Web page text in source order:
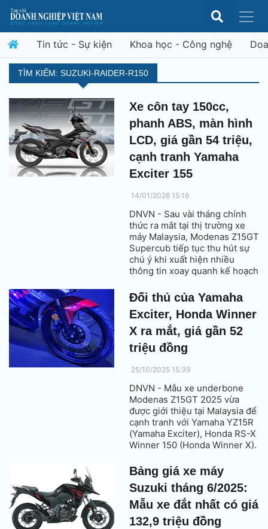
Tin tức - Sự kiện Khoa học - Công nghệ
TÌM KIẾM: SUZUKI-RAIDER-R150
Xe côn tay 150cc,
phanh ABS, màn hình
LCD, giá gần 54 triệu,
cạnh tranh Yamaha
Exciter 155
14/01/2026 15:16
DNVN - Sau vài tháng chính
thức ra mắt tại thị trường xe
máy Malaysia, Modenas Z15GT
Supercub tiếp tục thu hút sự
chú ý khi xuất hiện nhiều
thông tin xoay quanh kế hoạch
năm 2026.
Đối thủ của Yamaha
Exciter, Honda Winner
X ra mắt, giá gần 52
triệu đồng
25/10/2025 15:39
DNVN - Mẫu xe underbone
Modenas Z15GT 2025 vừa
được giới thiệu tại Malaysia để
cạnh tranh với Yamaha YZ15R
(Yamaha Exciter), Honda RS-X
Winner 150 (Honda Winner X).
Bảng giá xe máy
Suzuki tháng 6/2025:
Mẫu xe đắt nhất có giá
132,9 triệu đồng